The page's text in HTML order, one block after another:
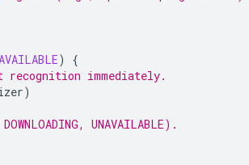
)
{
immediately.
)
UNAVAILABLE).